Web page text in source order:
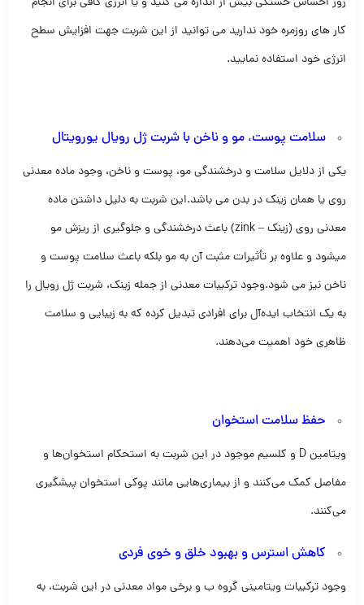
کار های روزمره خود ندارید می توانید از این شربت جهت افزایش سطح
انرژی خود استفاده نمایید.
سلامت پوست، مو و ناخن با شربت ژل رویال یورویتال
یکی از دلایل سلامت و درخشندگی مو، پوست و ناخن، وجود ماده معدنی
روی یا همان زینک در بدن می باشد.این شربت به دلیل داشتن ماده
معدنی روی (زینک – zink) باعث درخشندگی و جلوگیری از ریزش مو
میشود و علاوه بر تأثیرات مثبت آن به مو بلکه باعث سلامت پوست و
ناخن نیز می شود.وجود ترکیبات معدنی از جمله زینک، شربت ژل رویال را
به یک انتخاب ایده‌آل برای افرادی تبدیل کرده که به زیبایی و سلامت
ظاهری خود اهمیت می‌دهند.
حفظ سلامت استخوان
ویتامین D و کلسیم موجود در این شربت به استحکام استخوان‌ها و
مفاصل کمک می‌کنند و از بیماری‌هایی مانند پوکی استخوان پیشگیری
می‌کنند.
کاهش استرس و بهبود خلق و خوی فردی
وجود ترکیبات ویتامینی گروه ب و برخی مواد معدنی در این شربت، به